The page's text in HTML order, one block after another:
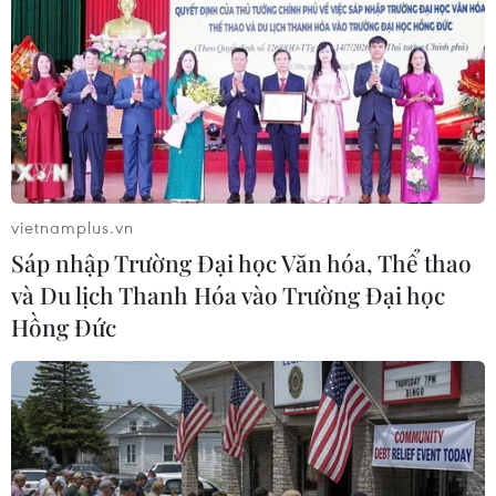
Vụ phế liệu bằng sắt, nhọn
rơi trên cao tốc: Tài xế xe
chở mắc nhiều lỗi vi phạm
08/08/2026 06:37
Nghệ An: Lũ cuốn cầu tạm
trên sông Nậm Nơn khiến 3
bản ở xã Mỹ Lý bị chia cắt
08/08/2026 06:36
Sáp nhập Trường Đại học
Văn hóa, Thể thao và Du
lịch Thanh Hóa vào
Trường Đại học Hồng Đức
08/08/2026 06:36
người tại Mũi Nghê, 3
người mất tích
08/08/2026 06:02
vietnamplus.vn
Sáp nhập Trường Đại học Văn hóa, Thể thao
và Du lịch Thanh Hóa vào Trường Đại học
Hồng Đức